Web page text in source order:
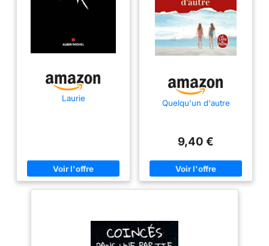
Laurie Quelqu'un d'autre
9,40 €